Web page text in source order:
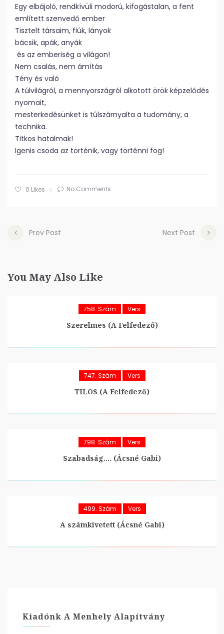
Egy elbájoló, rendkívüli modorú, kifogástalan, a fent
említett szenvedő ember
Tisztelt társaim, fiúk, lányok
bácsik, apák, anyák
és az emberiség a világon!
Nem csalás, nem ámítás
Tény és való
A túlvilágról, a mennyországról alkotott örök képzelődés
nyomait,
mesterkedésünket is túlszárnyalta a tudomány, a
technika.
Titkos hatalmak!
Igenis csoda az történik, vagy történni fog!
0 Likes No Comments
Prev Post Next Post
You May Also Like
758. Szám Vers
Szerelmes (A Felfedező)
747. Szám Vers
TILOS (A Felfedező)
798. Szám Vers
Szabadság…. (Ácsné Gabi)
499. Szám Vers
A számkivetett (Ácsné Gabi)
Kiadónk A Menhely Alapítvány